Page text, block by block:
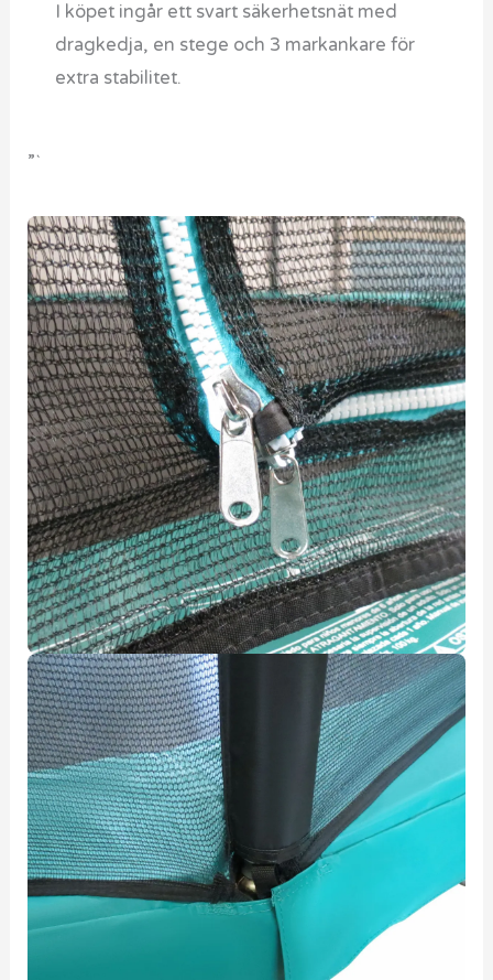
I köpet ingår ett svart säkerhetsnät med
dragkedja, en stege och 3 markankare för
extra stabilitet.
”`